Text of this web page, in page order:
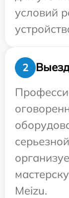
условий
2
Meizu.